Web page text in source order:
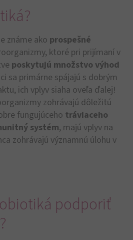
známe ako prospešné
ktoré pri prijímaní v
poskytujú množstvo výhod
sa primárne spájajú s dobrým
ich vplyv siaha oveľa ďalej!
zohrávajú dôležitú
fungujúceho tráviaceho
systém, majú vplyv na
zohrávajú významnú úlohu v
podporiť